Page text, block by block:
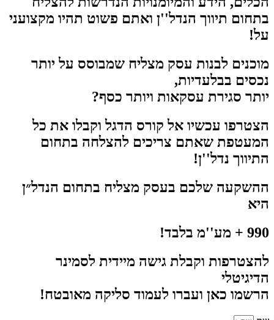
בתחום תיווך הנדל''ן ואתם פשוט תהיו מקצועני
על!
מוכנים לבנות עסק מצליח שמבוסס על יותר
נכסים בבלעדיות,
יותר סגירת עסקאות ויותר כסף?
הצטרפו עכשיו אל קורס הדגל וקבלו את כל
המעטפת שאתם צריכים להצלחה בתחום
התיווך נדל''ן!
ההשקעה שלכם בעסק מצליח בתחום הנדל״ן
היא
990 + מע''מ בלבד!
להצטרפות וקבלת גישה מיידית לסמינר
הדיגיטלי
הרשמו כאן ועברו לעמוד סליקה מאובטח!